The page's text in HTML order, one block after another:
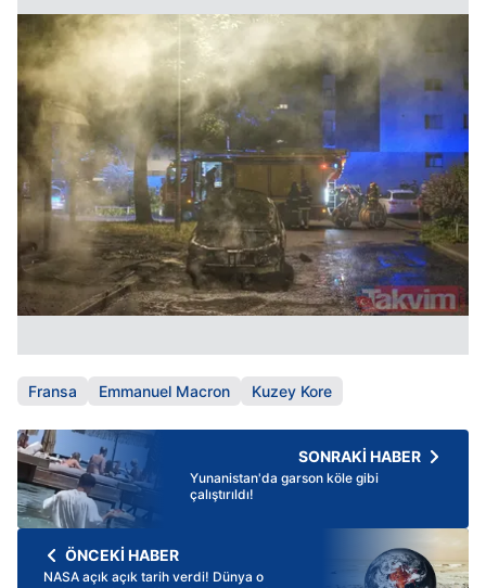
Fransa Emmanuel Macron Kuzey Kore
SONRAKİ HABER
Yunanistan'da garson köle gibi
çalıştırıldı!
ÖNCEKİ HABER
NASA açık açık tarih verdi! Dünya o